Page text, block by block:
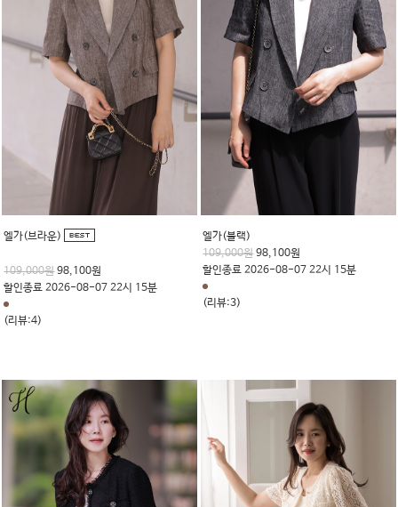
엘가(브라운)
109,000원 98,100원
할인종료 2026-08-07 22시 15분
(리뷰:4)
엘가(블랙)
109,000원 98,100원
할인종료 2026-08-07 22시 15분
(리뷰:3)